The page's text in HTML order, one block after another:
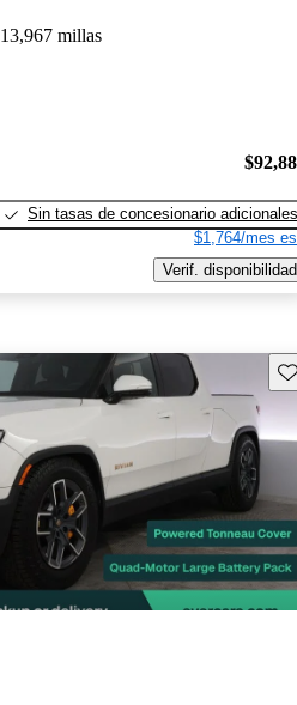
13,967 millas
Sin tasas de concesionario adicionales
$1,764/mes
Verif. disponibilidad